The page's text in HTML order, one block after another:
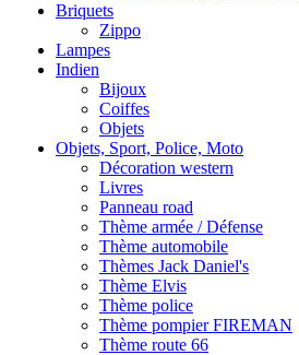
Briquets
Zippo
Lampes
Indien
Bijoux
Coiffes
Objets
Objets, Sport, Police, Moto
Décoration western
Livres
Panneau road
Thème armée / Défense
Thème automobile
Thèmes Jack Daniel's
Thème Elvis
Thème police
Thème pompier FIREMAN
Thème route 66